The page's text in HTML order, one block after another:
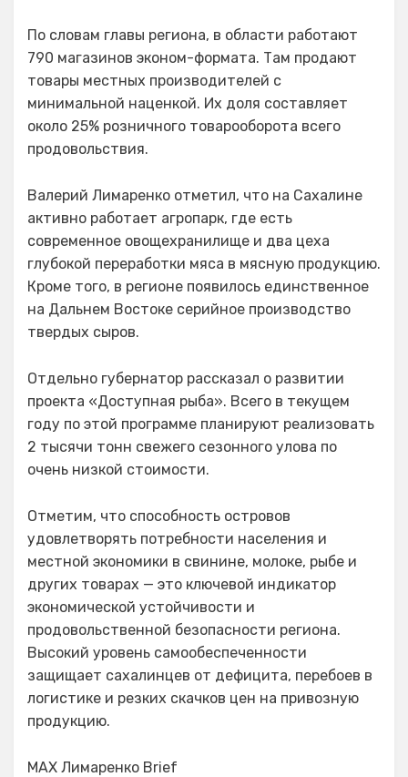
По словам главы региона, в области работают
790 магазинов эконом-формата. Там продают
товары местных производителей с
минимальной наценкой. Их доля составляет
около 25% розничного товарооборота всего
продовольствия.
Валерий Лимаренко отметил, что на Сахалине
активно работает агропарк, где есть
современное овощехранилище и два цеха
глубокой переработки мяса в мясную продукцию.
Кроме того, в регионе появилось единственное
на Дальнем Востоке серийное производство
твердых сыров.
Отдельно губернатор рассказал о развитии
проекта «Доступная рыба». Всего в текущем
году по этой программе планируют реализовать
2 тысячи тонн свежего сезонного улова по
очень низкой стоимости.
Отметим, что способность островов
удовлетворять потребности населения и
местной экономики в свинине, молоке, рыбе и
других товарах — это ключевой индикатор
экономической устойчивости и
продовольственной безопасности региона.
Высокий уровень самообеспеченности
защищает сахалинцев от дефицита, перебоев в
логистике и резких скачков цен на привозную
продукцию.
MAX Лимаренко Brief